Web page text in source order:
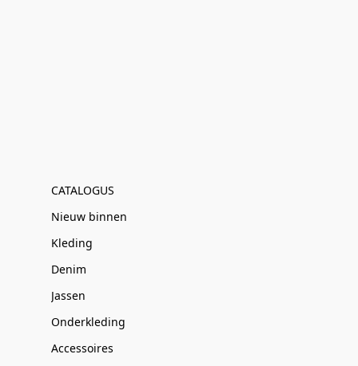
CATALOGUS
Nieuw binnen
Kleding
Denim
Jassen
Onderkleding
Accessoires